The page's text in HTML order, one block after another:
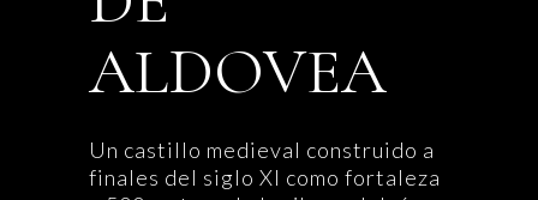
ALDOVEA
Un castillo medieval construido a
finales del siglo XI como fortaleza